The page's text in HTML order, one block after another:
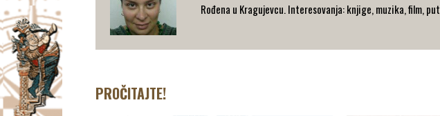
​Rođena u Kragujevcu. Interesovanja: knjige, muzika, film,
PROČITAJTE!